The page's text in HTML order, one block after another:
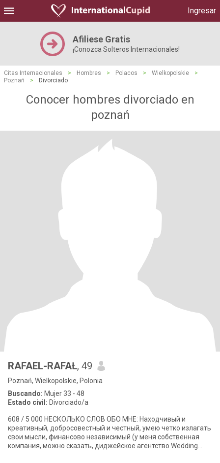
Ingresar
Afiliese Gratis
¡Conozca Solteros Internacionales!
Citas Internacionales > Hombres > Polacos > Wielkopolskie
>
Poznań
> Divorciado
Conocer hombres divorciado en
poznań
RAFAEL-RAFAŁ, 49
Poznań, Wielkopolskie, Polonia
Buscando: Mujer 33 - 48
Estado civil: Divorciado/a
608 / 5 000 НЕСКОЛЬКО СЛОВ ОБО МНЕ: Находчивый и
креативный, добросовестный и честный, умею четко излагать
свои мысли, финансово независимый (у меня собственная
компания, можно сказать, диджейское агентство Wedding